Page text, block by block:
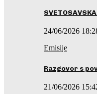
24/06/2026
Emisije
Razgovor s
21/06/2026